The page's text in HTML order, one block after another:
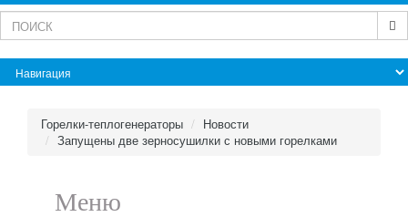
Горелки-теплогенераторы
Новости
Запущены две зерносушилки с новыми горелками
Меню